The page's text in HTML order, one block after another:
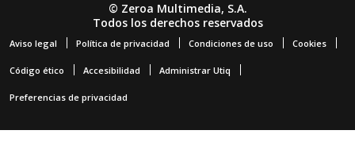
© Zeroa Multimedia, S.A.
Todos los derechos reservados
Aviso legal Política de privacidad Condiciones de uso Cookies
Código ético Accesibilidad Administrar Utiq
Preferencias de privacidad